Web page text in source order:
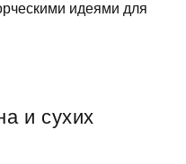
идеями для
и сухих